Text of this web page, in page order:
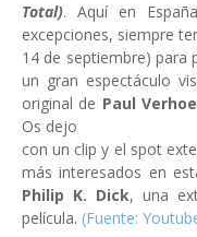
Total). Aquí en
excepciones, siempre
14 de septiembre) para
un gran espectáculo
original de Paul
Os dejo
con un clip y el spot
más interesados en
Philip K. Dick, una
película. (Fuente: